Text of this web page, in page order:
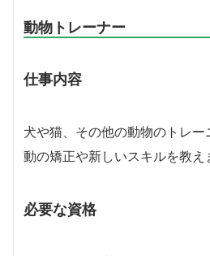
動物トレーナー
仕事内容
犬や猫、その他の動物のトレ
動の矯正や新しいスキルを教え
必要な資格